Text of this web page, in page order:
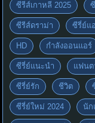
ซีรีส์เกาหลี 2025
ซีรีส์ดราม่า ซีรี่ย์แ
HD กำลังออนแอร์
ซีรี่ย์แนะนำ แฟนต
ซีรี่ย์รัก ชีวิต
ซีรี่ย์ใหม่ 2024 นัก